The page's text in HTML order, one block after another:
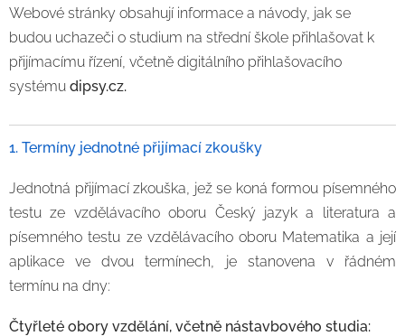
Webové stránky obsahují informace a návody, jak se
budou uchazeči o studium na střední škole přihlašovat k
přijímacímu řízení, včetně digitálního přihlašovacího
systému dipsy.cz.
1. Termíny jednotné přijímací zkoušky
Jednotná přijímací zkouška, jež se koná formou písemného
testu ze vzdělávacího oboru Český jazyk a literatura a
písemného testu ze vzdělávacího oboru Matematika a její
aplikace ve dvou termínech, je stanovena v řádném
termínu na dny:
Čtyřleté obory vzdělání, včetně nástavbového studia: